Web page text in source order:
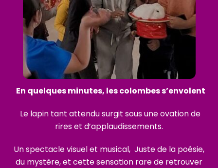
En quelques minutes, les colombes s’envolent
Le lapin tant attendu surgit sous une ovation de
rires et d’applaudissements.
Un spectacle visuel et musical, Juste de la poésie,
du mystère, et cette sensation rare de retrouver